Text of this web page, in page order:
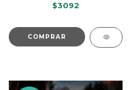
$3092